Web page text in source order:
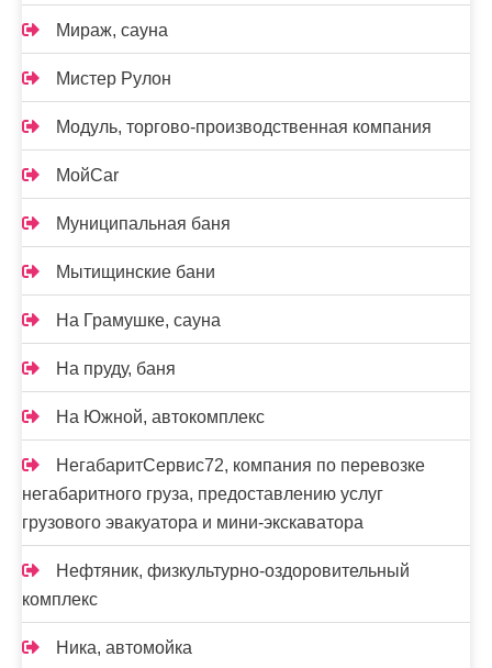
Мираж, сауна
Мистер Рулон
Модуль, торгово-производственная компания
МойCar
Муниципальная баня
Мытищинские бани
На Грамушке, сауна
На пруду, баня
На Южной, автокомплекс
НегабаритСервис72, компания по перевозке
негабаритного груза, предоставлению услуг
грузового эвакуатора и мини-экскаватора
Нефтяник, физкультурно-оздоровительный
комплекс
Ника, автомойка